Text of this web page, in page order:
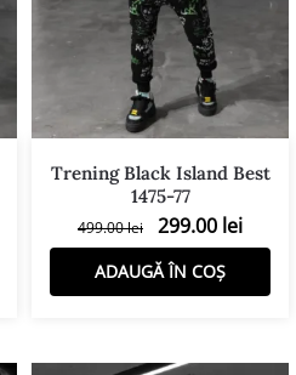
Trening Black Island Best
1475-77
499.00lei 299.00 lei
ADAUGĂ ÎN COȘ